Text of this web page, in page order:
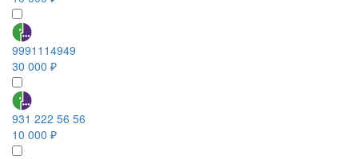
9991114949
30 000 ₽
931 222 56 56
10 000 ₽